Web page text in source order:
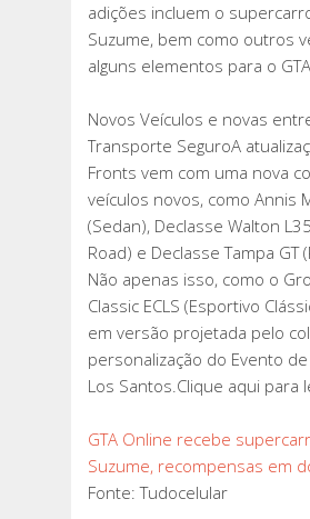
adições incluem o
Suzume, bem como outros
alguns elementos para o
Novos Veículos e novas
Transporte SeguroA
Fronts vem com uma nova
veículos novos, como Annis
(Sedan), Declasse Walton
Road) e Declasse Tampa GT
Não apenas isso, como o
Classic ECLS (Esportivo
em versão projetada pelo
personalização do Evento
Los Santos.Clique aqui para
GTA Online recebe
Suzume, recompensas em
Fonte: Tudocelular